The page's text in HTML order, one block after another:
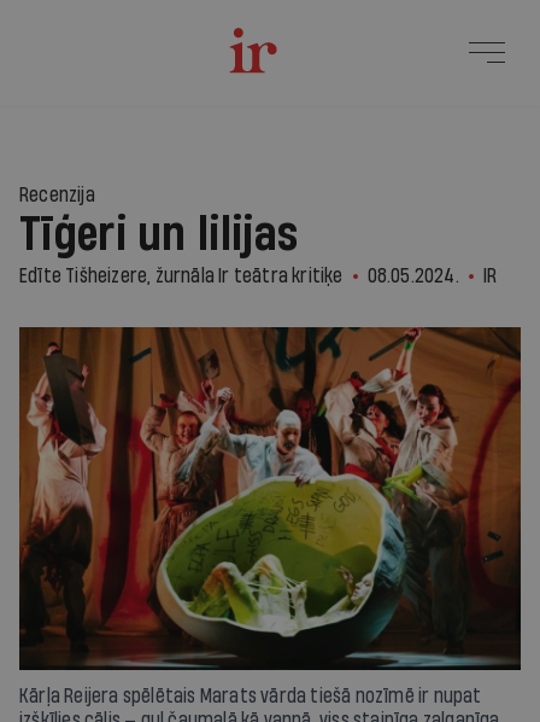
Recenzija
Tīģeri un lilijas
Edīte Tišheizere, žurnāla Ir teātra kritiķe 08.05.2024. IR
Kārļa Reijera spēlētais Marats vārda tiešā nozīmē ir nupat